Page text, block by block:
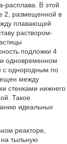
расплава. В этой
2, размещенной в
плавающей
раствором-
подложки 4
одновременном
с однородным по
между
стенками нижнего
Такое
идеальных
реакторе,
на тыльную